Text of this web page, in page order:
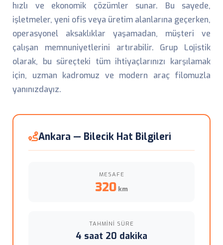
hızlı ve ekonomik çözümler sunar. Bu sayede,
işletmeler, yeni ofis veya üretim alanlarına geçerken,
operasyonel aksaklıklar yaşamadan, müşteri ve
çalışan memnuniyetlerini artırabilir. Grup Lojistik
olarak, bu süreçteki tüm ihtiyaçlarınızı karşılamak
için, uzman kadromuz ve modern araç filomuzla
yanınızdayız.
Ankara — Bilecik Hat Bilgileri
MESAFE
320 km
TAHMINI SÜRE
4 saat 20 dakika